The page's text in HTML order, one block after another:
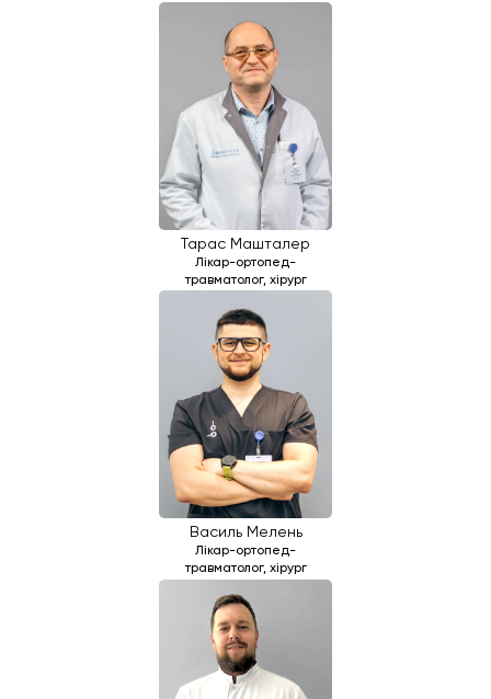
Тарас Машталер
Лікар-ортопед-
травматолог, хірург
Василь Мелень
Лікар-ортопед-
травматолог, хірург